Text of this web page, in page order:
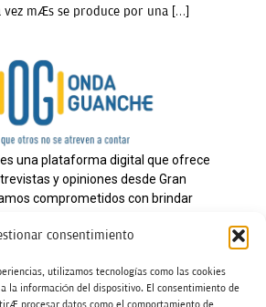
consentimiento
utilizamos tecnologías como las cookies
la información del dispositivo. El consentimiento de
vez más se produce por una […]
una plataforma digital que ofrece
y opiniones desde Gran
comprometidos con brindar
nuestra audiencia.